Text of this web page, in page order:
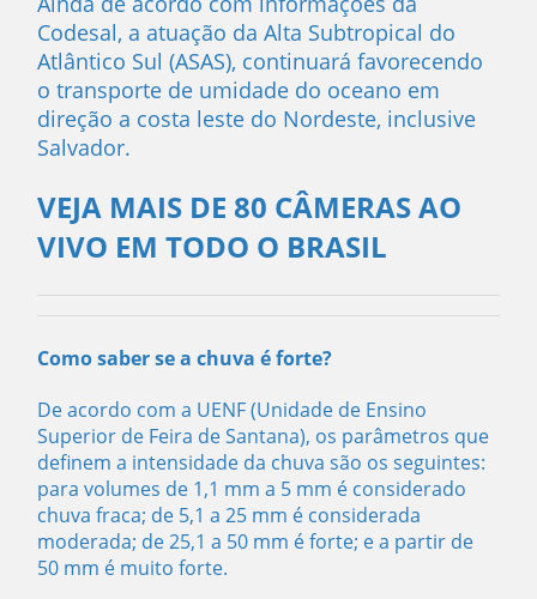
Codesal, a atuação da Alta Subtropical do
Atlântico Sul (ASAS), continuará favorecendo
o transporte de umidade do oceano em
direção a costa leste do Nordeste, inclusive
Salvador.
VEJA MAIS DE 80 CÂMERAS AO
VIVO EM TODO O BRASIL
Como saber se a chuva é forte?
De acordo com a UENF (Unidade de Ensino
Superior de Feira de Santana), os parâmetros que
definem a intensidade da chuva são os seguintes:
para volumes de 1,1 mm a 5 mm é considerado
chuva fraca; de 5,1 a 25 mm é considerada
moderada; de 25,1 a 50 mm é forte; e a partir de
50 mm é muito forte.